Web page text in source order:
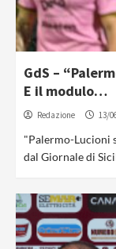
GdS –
E il modulo…
Redazione 13/
"Palermo-Lucioni
dal Giornale di